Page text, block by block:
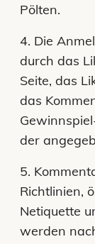
Pölten.
4. Die
durch das
Seite, das
das
der
5.
Richtlinien,
Netiquette
werden